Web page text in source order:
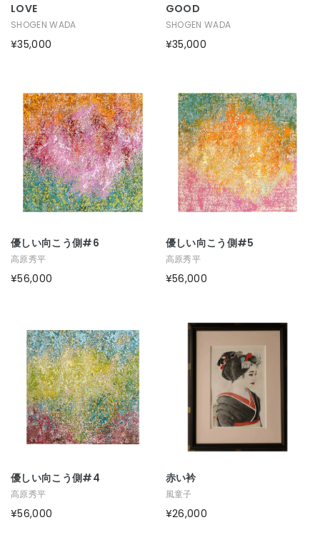
LOVE
SHOGEN WADA
¥35,000
GOOD
SHOGEN WADA
¥35,000
優しい向こう側#6
高原秀平
¥56,000
優しい向こう側#5
高原秀平
¥56,000
優しい向こう側#4
高原秀平
¥56,000
赤い衿
風童子
¥26,000